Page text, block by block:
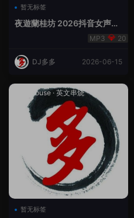
暂无标签
夜遊蘭桂坊 2026抖音女声整
合（DJ多多DJ尾巴）
20
DJ多多 2026-06-15
Lak House· 英文串烧
暂无标签